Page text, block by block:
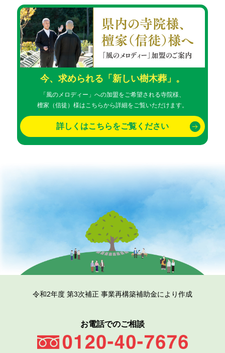
今、求められる「新しい樹木葬」。
「風のメロディー」への加盟をご希望される寺院様、
檀家（信徒）様はこちらから詳細をご覧いただけます。
詳しくはこちらをご覧ください
令和2年度 第3次補正 事業再構築補助金により作成
お電話でのご相談